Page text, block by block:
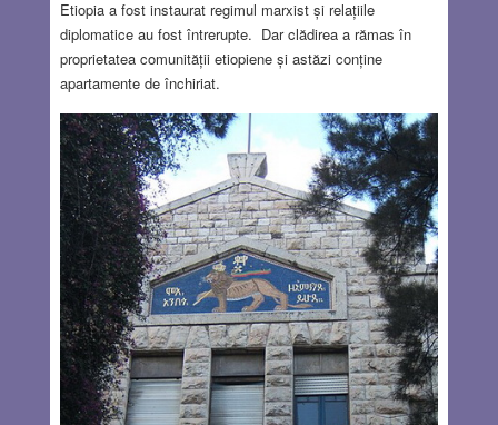
Etiopia a fost instaurat regimul marxist și relațiile
diplomatice au fost întrerupte. Dar clădirea a rămas în
proprietatea comunității etiopiene și astăzi conține
apartamente de închiriat.